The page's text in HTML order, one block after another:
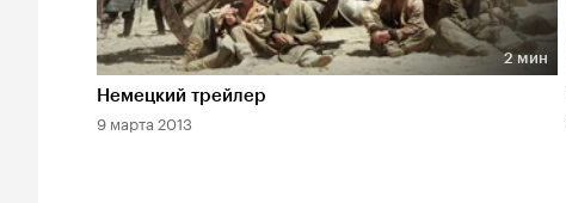
Длительность 2 мин
2 мин
Немецкий трейлер
9 марта 2013